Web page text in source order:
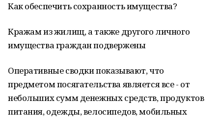
Как обеспечить сохранность имущества?
Кражам из жилищ, а также другого личного
имущества граждан подвержены
Оперативные сводки показывают, что
предметом посягательства является все - от
небольших сумм денежных средств, продуктов
питания, одежды, велосипедов, мобильных